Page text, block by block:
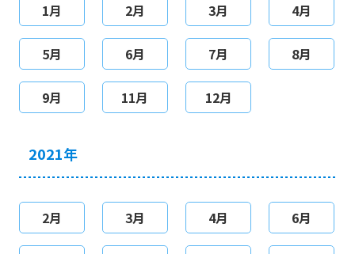
1月 2月 3月 4月
5月 6月 7月 8月
9月 11月 12月
2021年
2月 3月 4月 6月